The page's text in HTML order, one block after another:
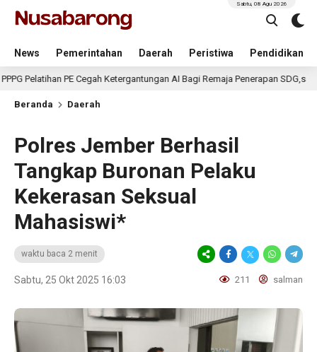
News Pemerintahan Daerah Peristiwa Pendidikan
Sabtu, 08 Agu 2026
PE Cegah Ketergantungan AI Bagi Remaja Penerapan SDG,s 4
Beranda Daerah
Polres Jember Berhasil
Tangkap Buronan Pelaku
Kekerasan Seksual
Mahasiswi*
waktu baca 2 menit
Sabtu, 25 Okt 2025 16:03 211 salman